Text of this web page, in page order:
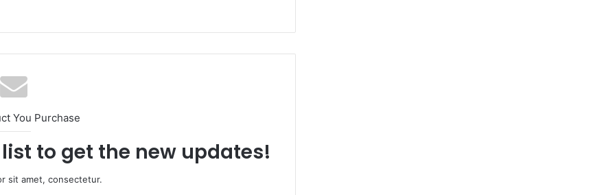
You Purchase
to get the new updates!
sit amet, consectetur.